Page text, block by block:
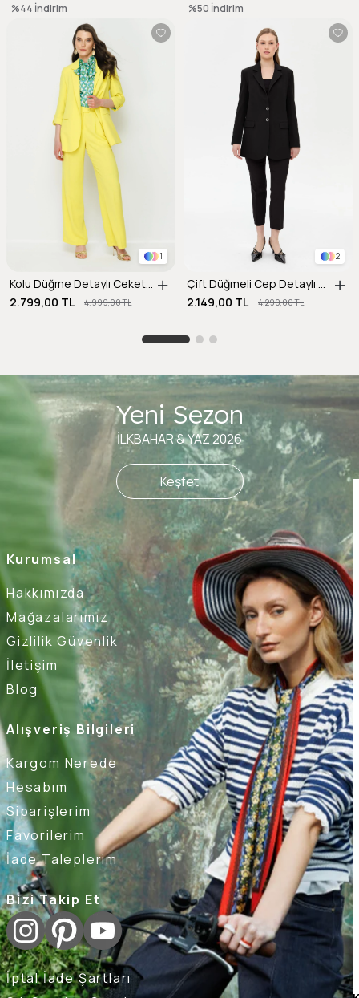
1
Kolu Düğme Detaylı Ceket-SARI
2.799,00 TL
4.999,00 TL
%44 İndirim
2
Çift Düğmeli Cep Detaylı Krep Ceket-SİYAH
2.149,00 TL
4.299,00 TL
%50 İndirim
Kurumsal
Hakkımızda
Mağazalarımız
Gizlilik Güvenlik
İletişim
Blog
Alışveriş Bilgileri
Kargom Nerede
Hesabım
Siparişlerim
Favorilerim
İade Taleplerim
Bizi Takip Et
İptal İade Şartları
Yeni Sezon
İLKBAHAR & YAZ 2026
Keşfet